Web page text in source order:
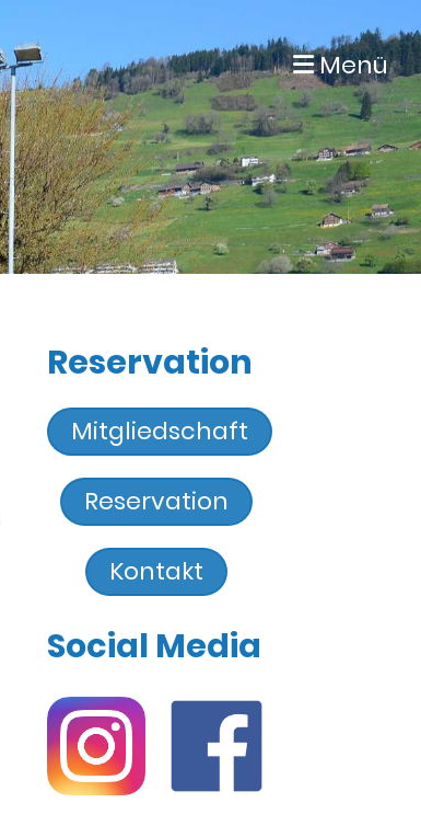
Menü
Reservation
Mitgliedschaft
Reservation
Kontakt
Social Media